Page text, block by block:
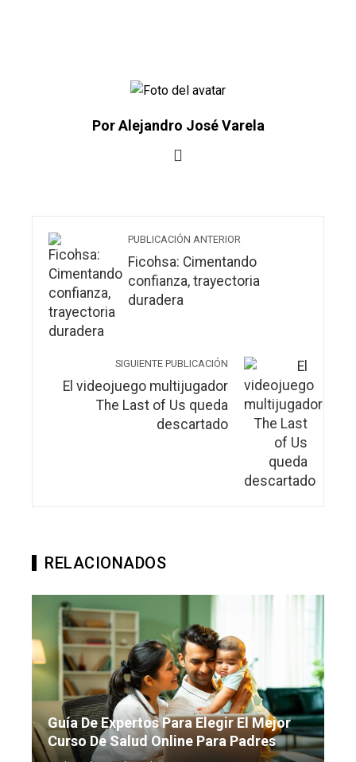
Por Alejandro José Varela
PUBLICACIÓN ANTERIOR
Ficohsa: Cimentando
confianza, trayectoria
duradera
SIGUIENTE PUBLICACIÓN
El videojuego multijugador
The Last of Us queda
descartado
RELACIONADOS
Guía De Expertos Para Elegir El Mejor
Curso De Salud Online Para Padres